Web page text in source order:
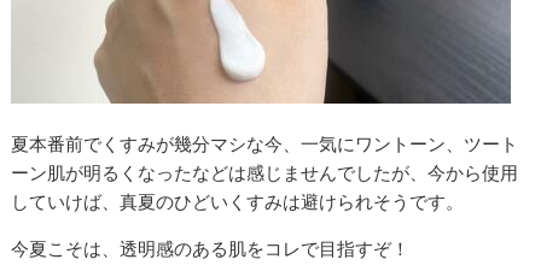
夏本番前でくすみが幾分マシな今、一気にワントーン、ツート
ーン肌が明るくなったなどは感じませんでしたが、今から使用
していけば、真夏のひどいくすみは避けられそうです。
今夏こそは、透明感のある肌をコレで目指すぞ！